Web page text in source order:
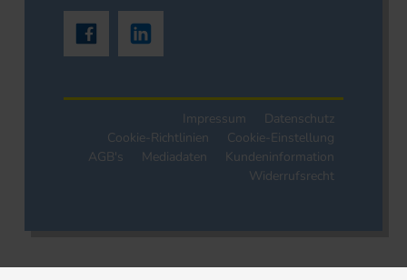
Impressum
Datenschutz
Cookie-Richtlinien
Cookie-Einstellung
AGB's
Mediadaten
Kundeninformation
Widerrufsrecht